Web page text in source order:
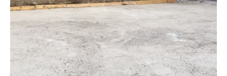
de este elemento. Investigando pude encontrar que
para esto puede servir el biselar (galletear en V) cada
grieta y aplicar sikadur 52, espero sea una buena
solución para no tener que demoler y rehacer el trabajo
por motivos económicos. Gracias a todos por sus
consejos.